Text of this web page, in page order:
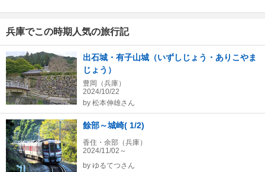
兵庫でこの時期人気の旅行記
出石城・有子山城（いずしじょう・ありこやま
じょう）
豊岡（兵庫）
2024/10/22
by 松本伸雄さん
餘部～城崎( 1/2)
香住・余部（兵庫）
2024/11/02～
by ゆるてつさん